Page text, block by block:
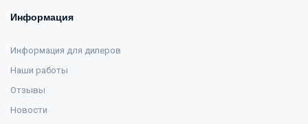
Информация
Информация для дилеров
Наши работы
Отзывы
Новости